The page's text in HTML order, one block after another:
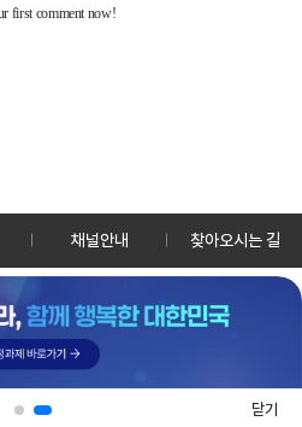
닫기
채널안내 찾아오시는 길
2청사로 13 한국정책방송원 KTV
204-8000
방송 All Rights Reserved.